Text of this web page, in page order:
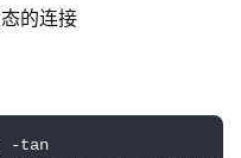
的连接
-tan